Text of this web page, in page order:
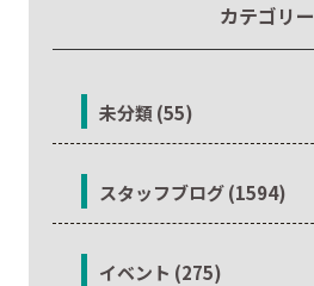
カテゴリー
未分類 (55)
スタッフブログ (1594)
イベント (275)